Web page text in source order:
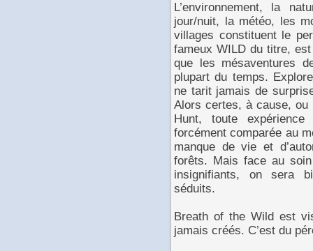
L’environnement, la
jour/nuit, la météo, les
villages constituent le
fameux WILD du titre,
que les mésaventures
plupart du temps.
ne tarit jamais de
Alors certes, à cause,
Hunt, toute
forcément comparée au
manque de vie et
forêts. Mais face au
insignifiants, on sera
séduits.
Breath of the Wild est
jamais créés. C’est du